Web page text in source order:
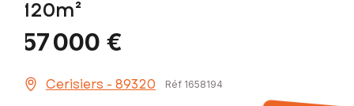
120m²
57 000 €
Cerisiers - 89320 Réf 1658194